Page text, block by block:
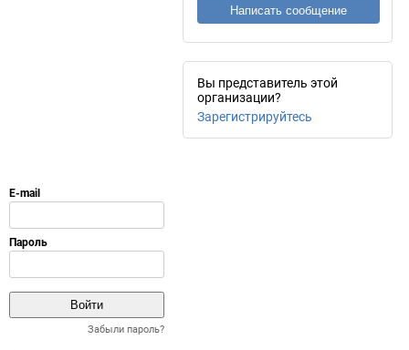
Забыли пароль?
Написать сообщение
Вы представитель этой
организации?
Зарегистрируйтесь